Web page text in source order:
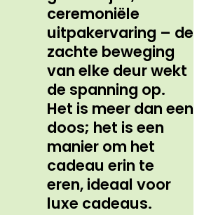
ceremoniële
uitpakervaring – de
zachte beweging
van elke deur wekt
de spanning op.
Het is meer dan een
doos; het is een
manier om het
cadeau erin te
eren, ideaal voor
luxe cadeaus.